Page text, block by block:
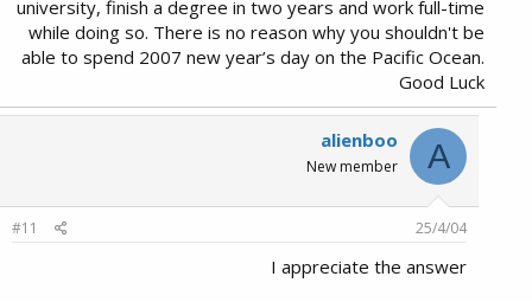
university, finish a degree in two years and work full-time
while doing so. There is no reason why you shouldn't be
able to spend 2007 new year’s day on the Pacific Ocean.
Good Luck
A
alienboo
New member
25/4/04
#11
I appreciate the answer